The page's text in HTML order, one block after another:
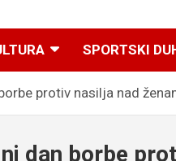
SPORTSKI
protiv nasilja nad
dan borbe